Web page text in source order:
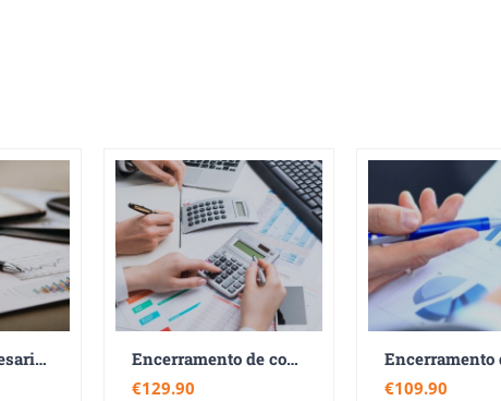
Finanças Empresariais em Hotelaria e Turismo
Encerramento de contas para PME
€129.90 €109.90